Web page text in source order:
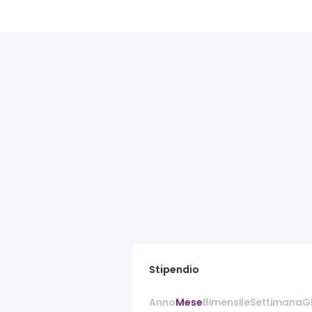
Stipendio
AnnoMeseBimensileSettimana